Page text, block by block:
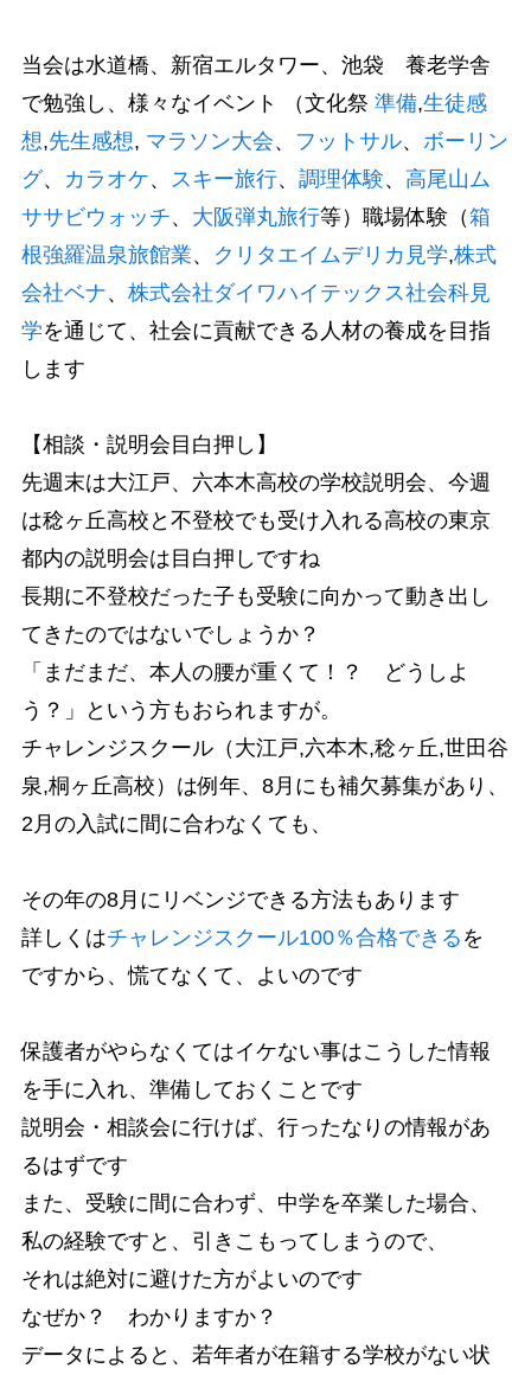
当会は水道橋、新宿エルタワー、池袋 養老学舎
で勉強し、様々なイベント （文化祭 準備,生徒感
想,先生感想, マラソン大会、 フットサル、 ボーリン
グ、 カラオケ、 スキー旅行、 調理体験、 高尾山ム
ササビウォッチ、 大阪弾丸旅行等）職場体験（箱
根強羅温泉旅館業、 クリタエイムデリカ見学,株式
会社ベナ、 株式会社ダイワハイテックス社会科見
学を通じて、社会に貢献できる人材の養成を目指
します
【相談・説明会目白押し】
先週末は大江戸、六本木高校の学校説明会、今週
は稔ヶ丘高校と不登校でも受け入れる高校の東京
都内の説明会は目白押しですね
長期に不登校だった子も受験に向かって動き出し
てきたのではないでしょうか？
「まだまだ、本人の腰が重くて！？ どうしよ
う？」という方もおられますが。
チャレンジスクール（大江戸,六本木,稔ヶ丘,世田谷
泉,桐ヶ丘高校）は例年、8月にも補欠募集があり、
2月の入試に間に合わなくても、
その年の8月にリベンジできる方法もあります
詳しくはチャレンジスクール100％合格できる を
ですから、慌てなくて、よいのです
保護者がやらなくてはイケない事はこうした情報
を手に入れ、準備しておくことです
説明会・相談会に行けば、行ったなりの情報があ
るはずです
また、受験に間に合わず、中学を卒業した場合、
私の経験ですと、引きこもってしまうので、
それは絶対に避けた方がよいのです
なぜか？ わかりますか？
データによると、若年者が在籍する学校がない状